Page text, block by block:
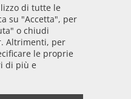
privacy
• Whistleblowing
di tutte le
su "Accetta", per
o chiudi
Altrimenti, per
le proprie
di più e